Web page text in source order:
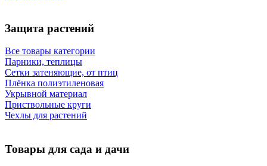
Защита растений
Все товары категории
Парники, теплицы
Сетки затеняющие, от птиц
Плёнка полиэтиленовая
Укрывной материал
Приствольные круги
Чехлы для растений
Товары для сада и дачи